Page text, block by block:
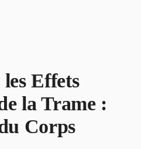
Effets
la Trame :
Corps